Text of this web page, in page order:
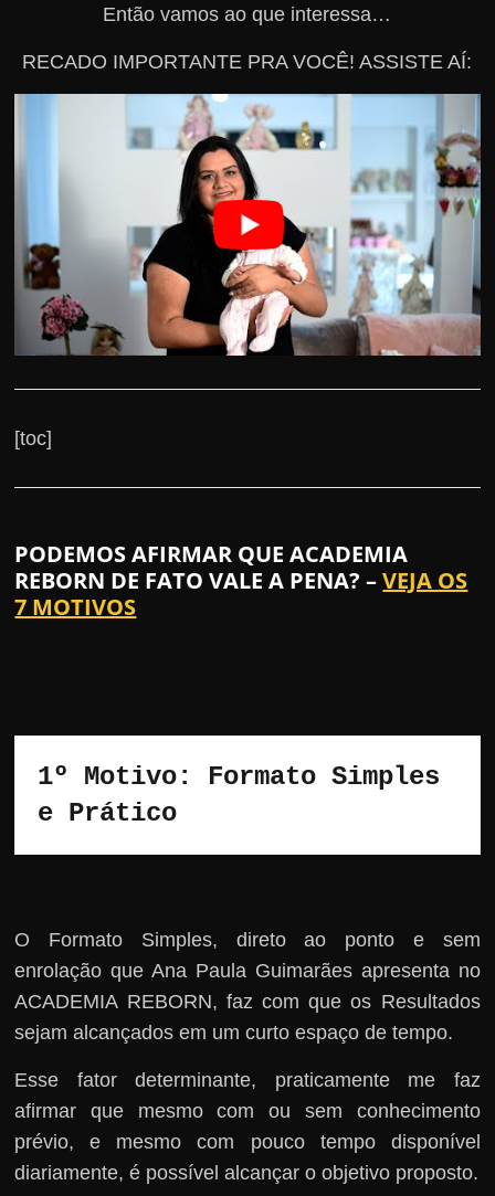
Então vamos ao que interessa…
RECADO IMPORTANTE PRA VOCÊ! ASSISTE AÍ:
[toc]
PODEMOS AFIRMAR QUE ACADEMIA
REBORN DE FATO VALE A PENA? –VEJA OS
7 MOTIVOS
1º Motivo: Formato Simples
e Prático
O Formato Simples, direto ao ponto e sem
enrolação que Ana Paula Guimarães apresenta no
ACADEMIA REBORN, faz com que os Resultados
sejam alcançados em um curto espaço de tempo.
Esse fator determinante, praticamente me faz
afirmar que mesmo com ou sem conhecimento
prévio, e mesmo com pouco tempo disponível
diariamente, é possível alcançar o objetivo proposto.